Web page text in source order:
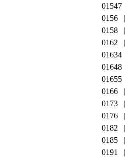
01547
0156
0158
0162
01634
01648
01655
0166
0173
0176
0182
0185
0191